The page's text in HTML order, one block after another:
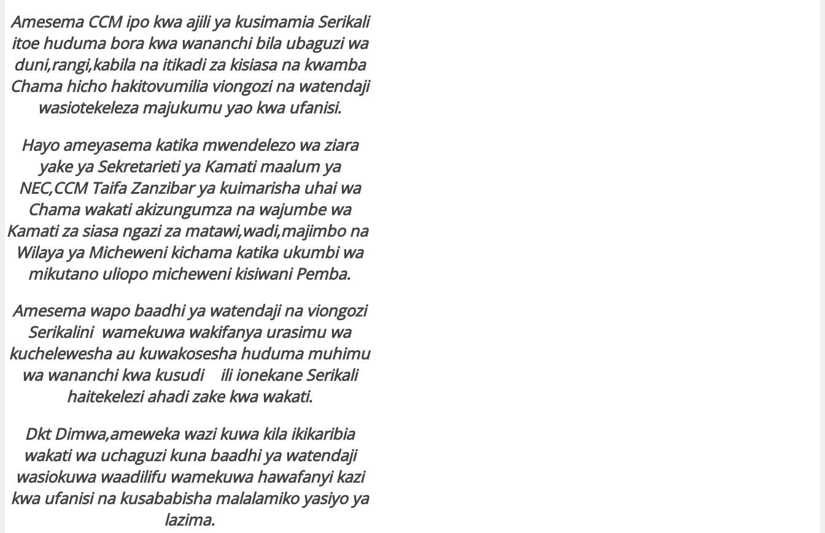
Amesema CCM ipo kwa ajili ya kusimamia Serikali
itoe huduma bora kwa wananchi bila ubaguzi wa
duni,rangi,kabila na itikadi za kisiasa na kwamba
Chama hicho hakitovumilia viongozi na watendaji
wasiotekeleza majukumu yao kwa ufanisi.
Hayo ameyasema katika mwendelezo wa ziara
yake ya Sekretarieti ya Kamati maalum ya
NEC,CCM Taifa Zanzibar ya kuimarisha uhai wa
Chama wakati akizungumza na wajumbe wa
Kamati za siasa ngazi za matawi,wadi,majimbo na
Wilaya ya Micheweni kichama katika ukumbi wa
mikutano uliopo micheweni kisiwani Pemba.
Amesema wapo baadhi ya watendaji na viongozi
Serikalini wamekuwa wakifanya urasimu wa
kuchelewesha au kuwakosesha huduma muhimu
wa wananchi kwa kusudi ili ionekane Serikali
haitekelezi ahadi zake kwa wakati.
Dkt Dimwa,ameweka wazi kuwa kila ikikaribia
wakati wa uchaguzi kuna baadhi ya watendaji
wasiokuwa waadilifu wamekuwa hawafanyi kazi
kwa ufanisi na kusababisha malalamiko yasiyo ya
lazima.